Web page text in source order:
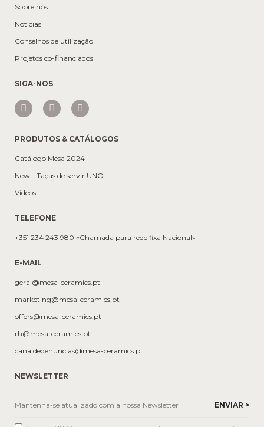
Sobre nós
Notícias
Conselhos de utilização
Projetos co-financiados
SIGA-NOS
PRODUTOS & CATÁLOGOS
Catálogo Mesa 2024
New - Taças de servir UNO
Vídeos
TELEFONE
+351 234 243 980 «Chamada para rede fixa Nacional»
E-MAIL
geral@mesa-ceramics.pt
marketing@mesa-ceramics.pt
offers@mesa-ceramics.pt
rh@mesa-ceramics.pt
canaldedenuncias@mesa-ceramics.pt
NEWSLETTER